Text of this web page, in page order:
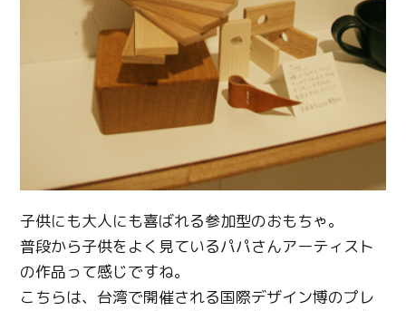
子供にも大人にも喜ばれる参加型のおもちゃ。
普段から子供をよく見ているパパさんアーティスト
の作品って感じですね。
こちらは、台湾で開催される国際デザイン博のプレ